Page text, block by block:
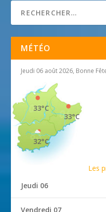
MÉTÉO
Jeudi 06 août 2026, Bonne
33°C
33°C
32°C
Les
Jeudi 06
Vendredi 07